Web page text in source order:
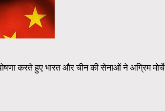
करते हुए भारत और चीन की सेनाओं ने अग्रिम मोर्चे